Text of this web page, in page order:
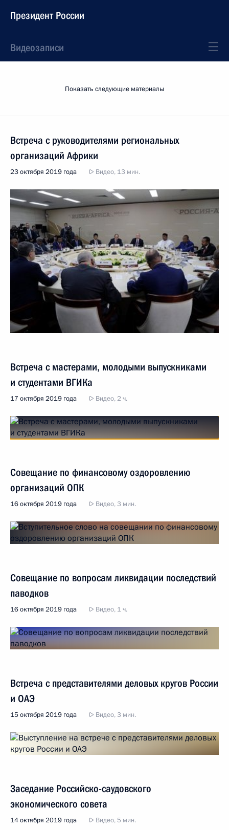
Президент России
Видеозаписи
Показать следующие материалы
Встреча с руководителями региональных
организаций Африки
23 октября 2019 года Видео, 13 мин.
Встреча с мастерами, молодыми выпускниками
и студентами ВГИКа
17 октября 2019 года Видео, 2 ч.
Совещание по финансовому оздоровлению
организаций ОПК
16 октября 2019 года Видео, 3 мин.
Совещание по вопросам ликвидации последствий
паводков
16 октября 2019 года Видео, 1 ч.
Встреча с представителями деловых кругов России
и ОАЭ
15 октября 2019 года Видео, 3 мин.
Заседание Российско-саудовского
экономического совета
14 октября 2019 года Видео, 5 мин.